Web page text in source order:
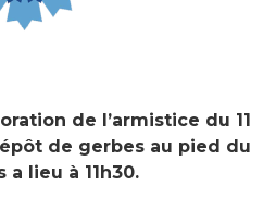
de l’armistice du 11
de gerbes au pied du
lieu à 11h30.